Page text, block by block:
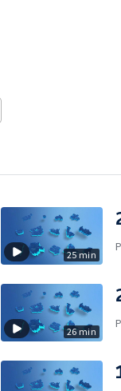
25 min
26 min